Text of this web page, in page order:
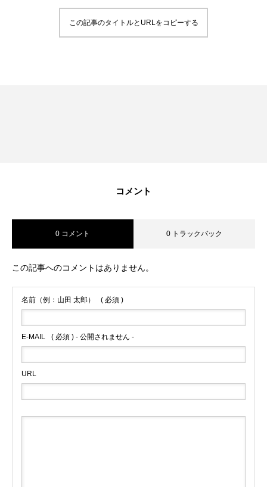
個人情報保護方針
お問合せ
この記事のタイトルとURLをコピーする
コメント
0 コメント 0 トラックバック
この記事へのコメントはありません。
名前（例：山田 太郎） ( 必須 )
E-MAIL ( 必須 ) - 公開されません -
URL